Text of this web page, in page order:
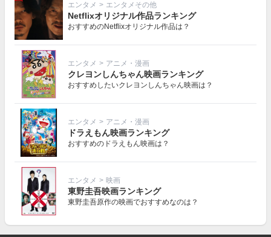
エンタメ > エンタメその他
Netflixオリジナル作品ランキング
おすすめのNetflixオリジナル作品は？
エンタメ > アニメ・漫画
クレヨンしんちゃん映画ランキング
おすすめしたいクレヨンしんちゃん映画は？
エンタメ > アニメ・漫画
ドラえもん映画ランキング
おすすめのドラえもん映画は？
エンタメ > 映画
東野圭吾映画ランキング
東野圭吾原作の映画でおすすめなのは？